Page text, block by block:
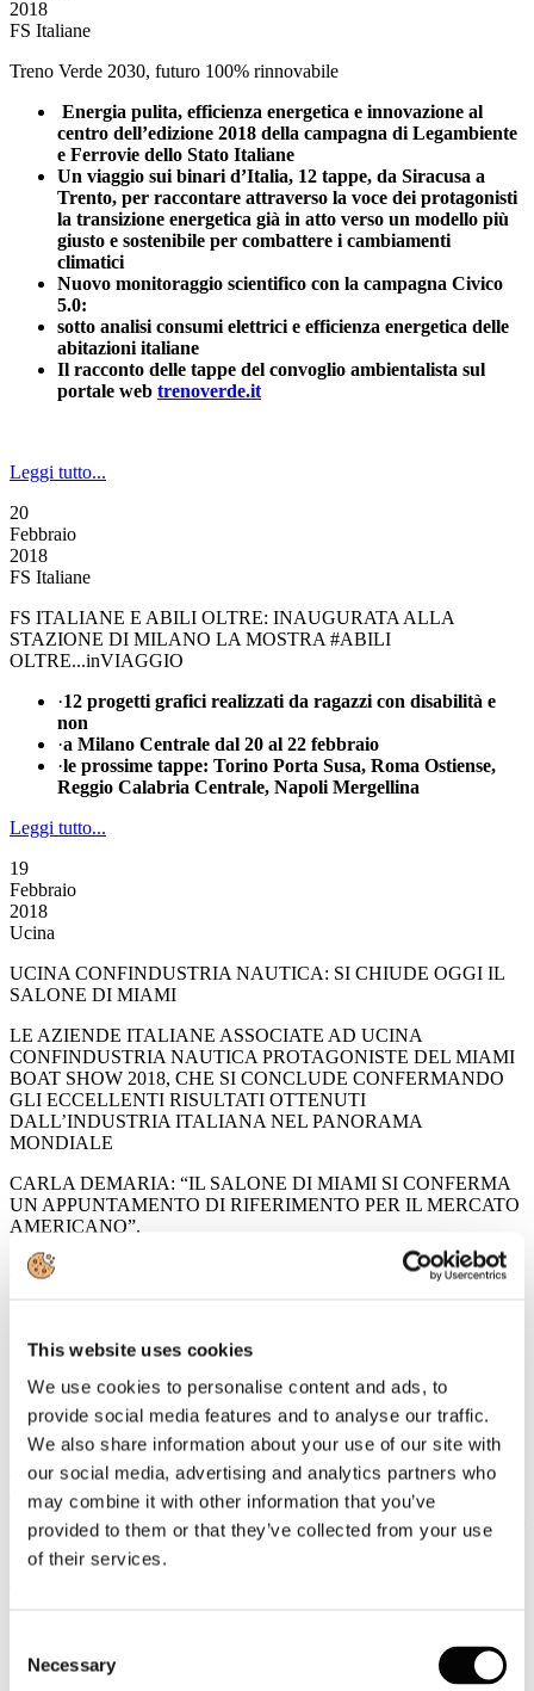
This website uses cookies
We use cookies to personalise content and ads, to
provide social media features and to analyse our traffic.
We also share information about your use of our site with
our social media, advertising and analytics partners who
may combine it with other information that you’ve
provided to them or that they’ve collected from your use
of their services.
Selection
Necessary
2018
FS Italiane
Treno Verde 2030, futuro 100% rinnovabile
Energia pulita, efficienza energetica e innovazione al
centro dell’edizione 2018 della campagna di Legambiente
e Ferrovie dello Stato Italiane
Un viaggio sui binari d’Italia, 12 tappe, da Siracusa a
Trento, per raccontare attraverso la voce dei protagonisti
la transizione energetica già in atto verso un modello più
giusto e sostenibile per combattere i cambiamenti
climatici
Nuovo monitoraggio scientifico con la campagna Civico
5.0:
sotto analisi consumi elettrici e efficienza energetica delle
abitazioni italiane
Il racconto delle tappe del convoglio ambientalista sul
portale web trenoverde.it
Leggi tutto...
20
Febbraio
2018
FS Italiane
FS ITALIANE E ABILI OLTRE: INAUGURATA ALLA
STAZIONE DI MILANO LA MOSTRA #ABILI
OLTRE...inVIAGGIO
·12 progetti grafici realizzati da ragazzi con disabilità e
non
·a Milano Centrale dal 20 al 22 febbraio
·le prossime tappe: Torino Porta Susa, Roma Ostiense,
Reggio Calabria Centrale, Napoli Mergellina
Leggi tutto...
19
Febbraio
2018
Ucina
UCINA CONFINDUSTRIA NAUTICA: SI CHIUDE OGGI IL
SALONE DI MIAMI
LE AZIENDE ITALIANE ASSOCIATE AD UCINA
CONFINDUSTRIA NAUTICA PROTAGONISTE DEL MIAMI
BOAT SHOW 2018, CHE SI CONCLUDE CONFERMANDO
GLI ECCELLENTI RISULTATI OTTENUTI
DALL’INDUSTRIA ITALIANA NEL PANORAMA
MONDIALE
CARLA DEMARIA: “IL SALONE DI MIAMI SI CONFERMA
UN APPUNTAMENTO DI RIFERIMENTO PER IL MERCATO
AMERICANO”.
Leggi tutto...
2018
Dal trasporto aereo impatto di 70 miliardi di euro sull’economia
Da uno studio di Bain & Company, presentato al convegno
organizzato dall’Enav su ‘Trasporto aereo: volano per lo sviluppo
del Paese’, emerge che l’impatto complessivo dell’aviazione civile
sull’economia è di circa 70 miliardi di euro, 7 volte i ricavi dei
vettori aerei.
2018